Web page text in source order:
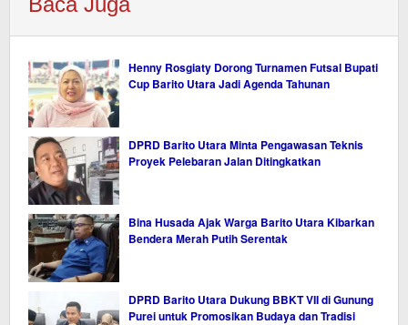
Henny Rosgiaty Dorong Turnamen Futsal Bupati
Cup Barito Utara Jadi Agenda Tahunan
DPRD Barito Utara Minta Pengawasan Teknis
Proyek Pelebaran Jalan Ditingkatkan
Bina Husada Ajak Warga Barito Utara Kibarkan
Bendera Merah Putih Serentak
DPRD Barito Utara Dukung BBKT VII di Gunung
Purei untuk Promosikan Budaya dan Tradisi